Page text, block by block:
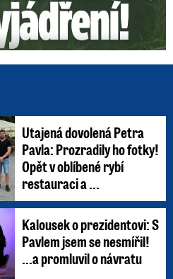
Utajená dovolená Petra
Pavla: Prozradily ho fotky!
Opět v oblíbené rybí
restauraci a ...
Kalousek o prezidentovi: S
Pavlem jsem se nesmířil!
...a promluvil o návratu